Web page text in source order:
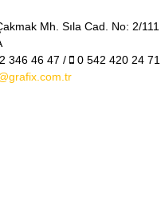
Mh. Sıla Cad. No: 2/
346 46 47 /
0 542 420 24 71